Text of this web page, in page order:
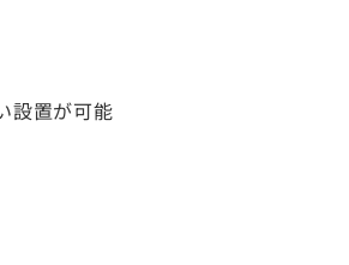
設置が可能